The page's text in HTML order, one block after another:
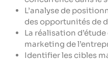
L’analyse de
des opportunités de
La réalisation
marketing de
Identifier les cibles